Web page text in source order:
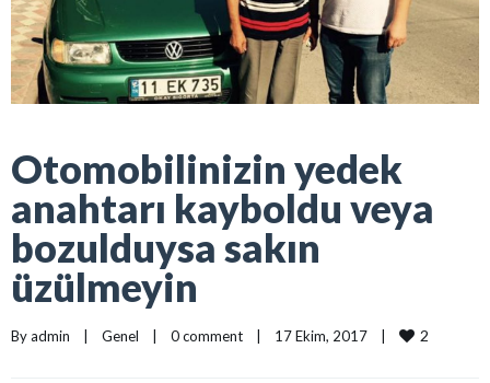
Otomobilinizin yedek
anahtarı kayboldu veya
bozulduysa sakın
üzülmeyin
By admin | Genel | 0 comment | 17 Ekim, 2017 | 2